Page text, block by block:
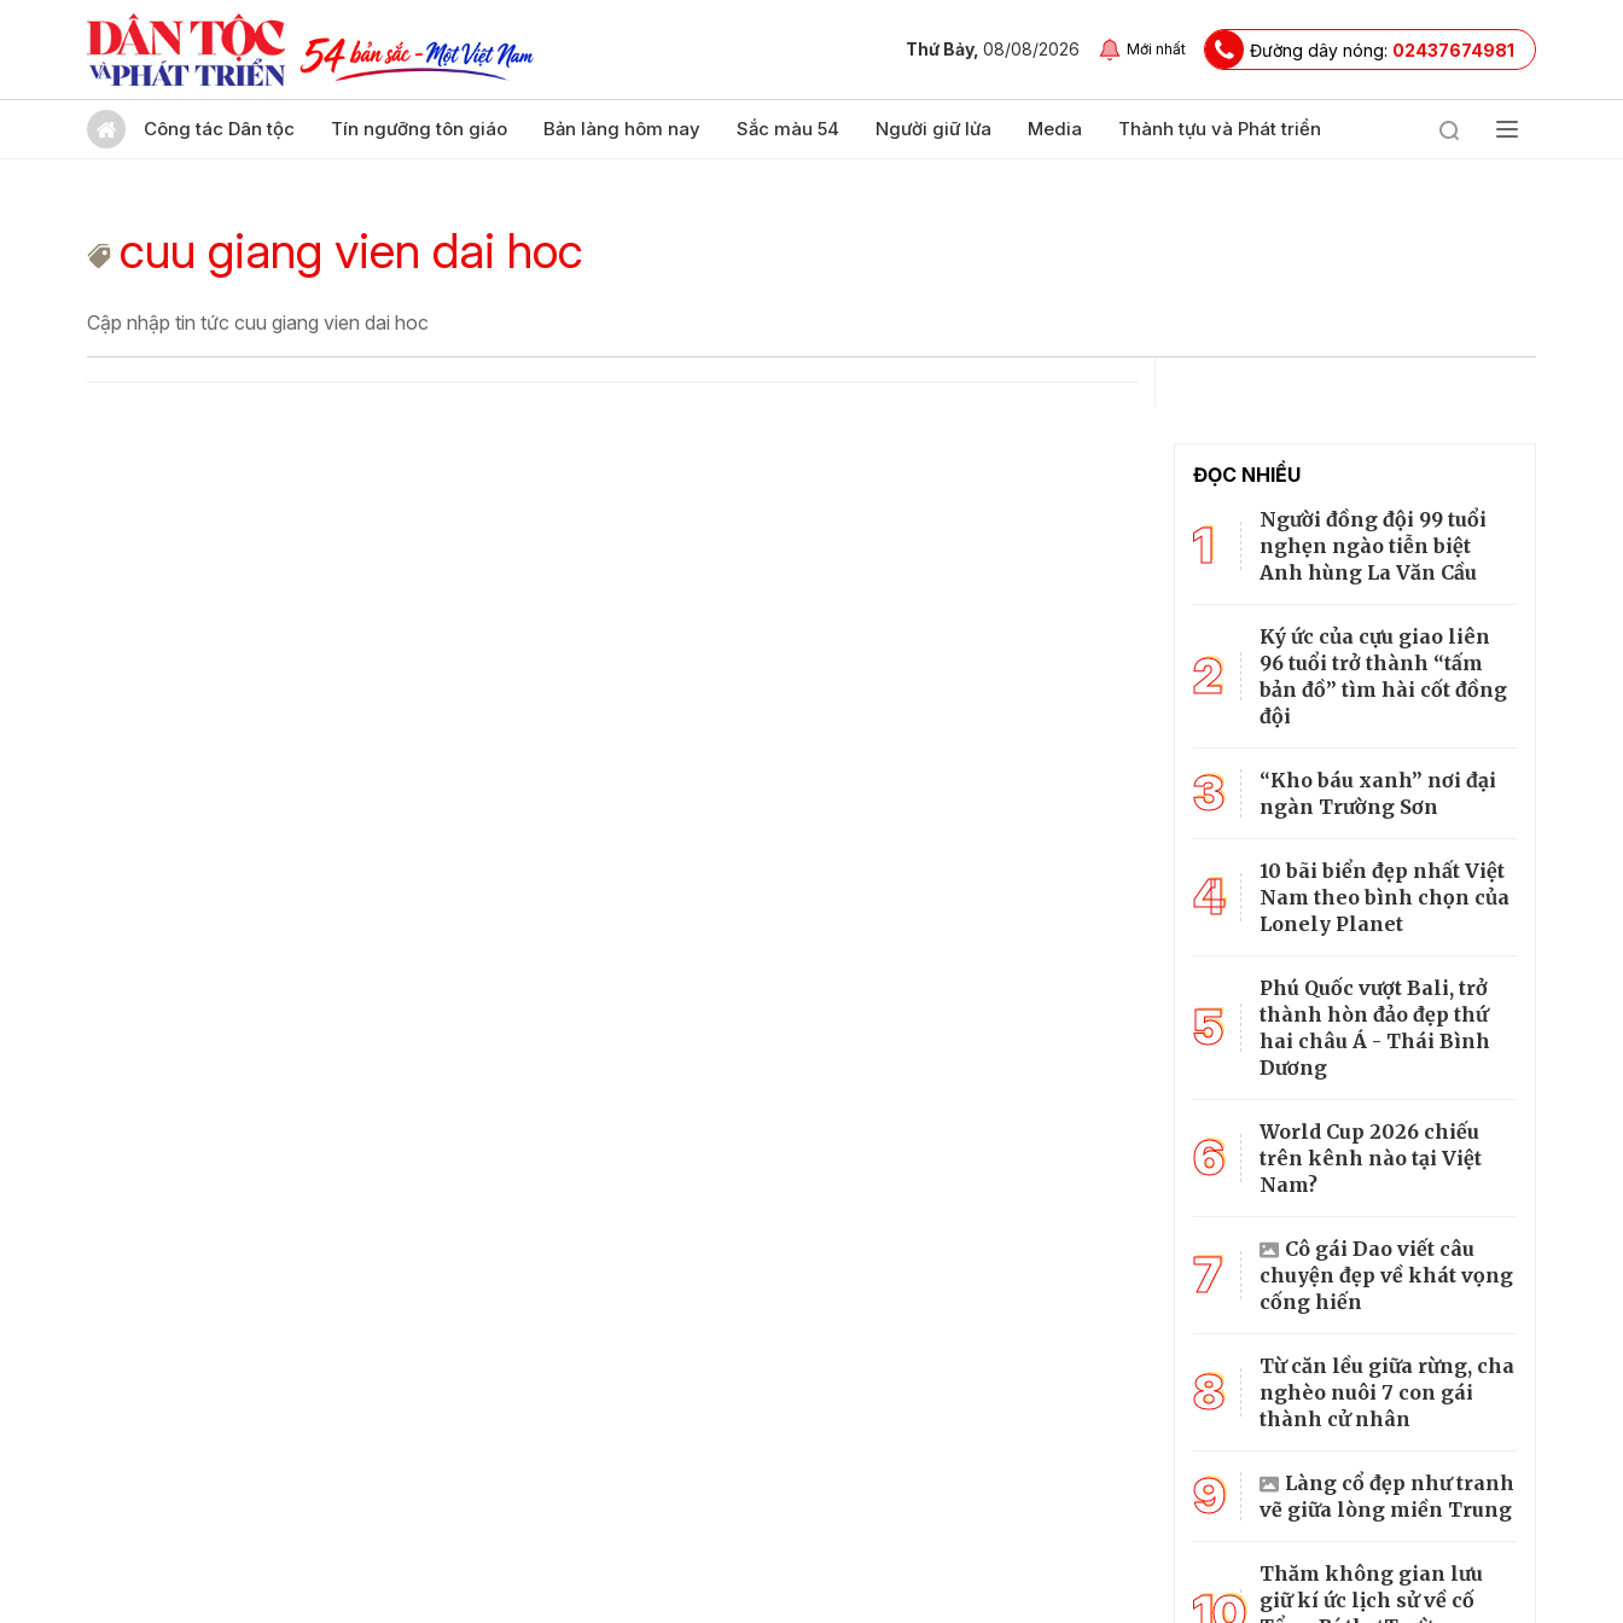
Thứ Bảy, 08/08/2026 Mới nhất Đường dây nóng: 02437674981
Công tác Dân tộc Tín ngưỡng tôn giáo Bản làng hôm nay Sắc màu 54 Người giữ lửa Media Thành tựu và Phát triển
cuu giang vien dai hoc
Cập nhập tin tức cuu giang vien dai hoc
ĐỌC NHIỀU
1
Người đồng đội 99 tuổi
nghẹn ngào tiễn biệt
Anh hùng La Văn Cầu
2
Ký ức của cựu giao liên
96 tuổi trở thành “tấm
bản đồ” tìm hài cốt đồng
đội
3
“Kho báu xanh” nơi đại
ngàn Trường Sơn
4
10 bãi biển đẹp nhất Việt
Nam theo bình chọn của
Lonely Planet
5
Phú Quốc vượt Bali, trở
thành hòn đảo đẹp thứ
hai châu Á - Thái Bình
Dương
6
World Cup 2026 chiếu
trên kênh nào tại Việt
Nam?
7
Cô gái Dao viết câu
chuyện đẹp về khát vọng
cống hiến
8
Từ căn lều giữa rừng, cha
nghèo nuôi 7 con gái
thành cử nhân
9
Làng cổ đẹp như tranh
vẽ giữa lòng miền Trung
Thăm không gian lưu
giữ kí ức lịch sử về cố